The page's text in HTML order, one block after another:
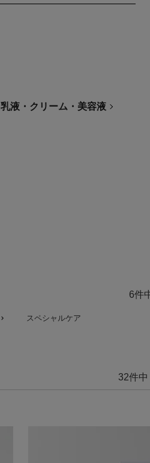
乳液・クリーム・美容液
6件
スペシャルケア
32件中